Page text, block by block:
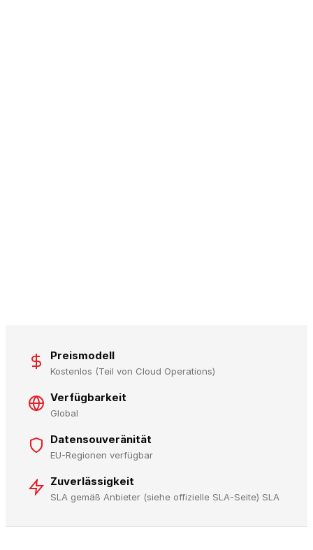
Preismodell
Kostenlos (Teil von Cloud Operations)
Verfügbarkeit
Global
Datensouveränität
EU-Regionen verfügbar
Zuverlässigkeit
SLA gemäß Anbieter (siehe offizielle SLA-Seite) SLA